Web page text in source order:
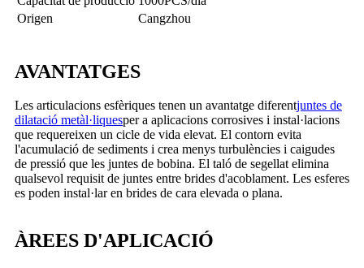
Origen
Cangzhou
AVANTATGES
Les articulacions esfèriques tenen un avantatge diferentjuntes de
dilatació metàl·liquesper a aplicacions corrosives i instal·lacions
que requereixen un cicle de vida elevat. El contorn evita
l'acumulació de sediments i crea menys turbulències i caigudes
de pressió que les juntes de bobina. El taló de segellat elimina
qualsevol requisit de juntes entre brides d'acoblament. Les esferes
es poden instal·lar en brides de cara elevada o plana.
ÀREES D'APLICACIÓ